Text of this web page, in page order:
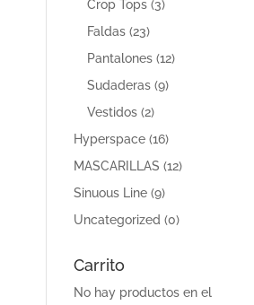
Crop Tops (3)
Faldas (23)
Pantalones (12)
Sudaderas (9)
Vestidos (2)
Hyperspace (16)
MASCARILLAS (12)
Sinuous Line (9)
Uncategorized (0)
Carrito
No hay productos en el